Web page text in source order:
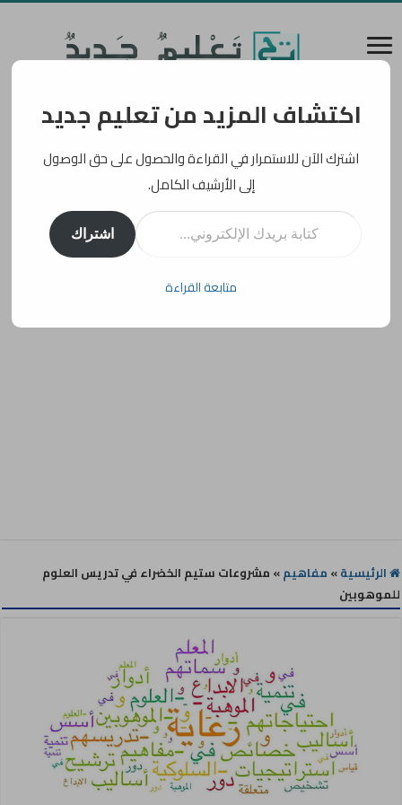
الرئيسية» مفاهيم» مشروعات ستيم الخضراء في تدريس العلوم
للموهوبين
اكتشاف المزيد من تعليم جديد
اشترك الآن للاستمرار في القراءة والحصول على حق الوصول
إلى الأرشيف الكامل.
كتابة بريدك الإلكتروني...
اشتراك
متابعة القراءة